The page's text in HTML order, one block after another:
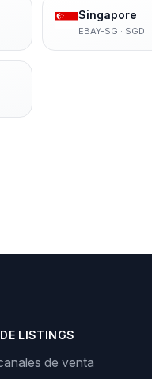
Singapore
EBAY-SG · SGD
LISTINGS
de venta